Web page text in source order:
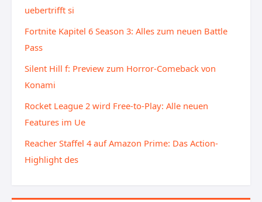
uebertrifft si
Fortnite Kapitel 6 Season 3: Alles zum neuen Battle
Pass
Silent Hill f: Preview zum Horror-Comeback von
Konami
Rocket League 2 wird Free-to-Play: Alle neuen
Features im Ue
Reacher Staffel 4 auf Amazon Prime: Das Action-
Highlight des